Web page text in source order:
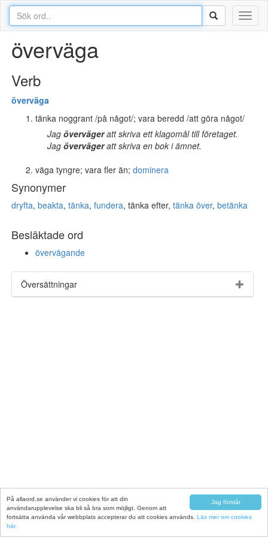
Jag förstår
På allaord.se använder vi cookies för att din
användarupplevelse ska bli så bra som möjligt. Genom att
fortsätta använda vår webbplats accepterar du att cookies används. Läs mer om cookies
här.
överväga
Verb
överväga
tänka noggrant /på något/; vara beredd /att göra något/
Jag övervägeratt skriva ett klagomål till företaget.
Jag övervägeratt skriva en bok i ämnet.
väga tyngre; vara fler än; dominera
Synonymer
dryfta, beakta, tänka, fundera, tänka efter, tänka över, betänka
Besläktade ord
övervägande
Översättningar